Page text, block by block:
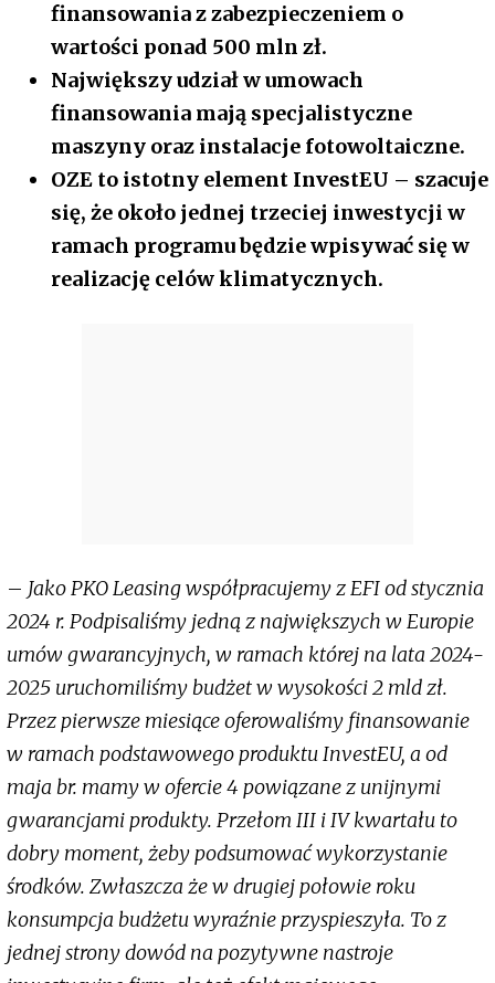
finansowania z zabezpieczeniem o
wartości ponad 500 mln zł.
Największy udział w umowach
finansowania mają specjalistyczne
maszyny oraz instalacje fotowoltaiczne.
OZE to istotny element InvestEU – szacuje
się, że około jednej trzeciej inwestycji w
ramach programu będzie wpisywać się w
realizację celów klimatycznych.
– Jako PKO Leasing współpracujemy z EFI od stycznia
2024 r. Podpisaliśmy jedną z największych w Europie
umów gwarancyjnych, w ramach której na lata 2024-
2025 uruchomiliśmy budżet w wysokości 2 mld zł.
Przez pierwsze miesiące oferowaliśmy finansowanie
w ramach podstawowego produktu InvestEU, a od
maja br. mamy w ofercie 4 powiązane z unijnymi
gwarancjami produkty. Przełom III i IV kwartału to
dobry moment, żeby podsumować wykorzystanie
środków. Zwłaszcza że w drugiej połowie roku
konsumpcja budżetu wyraźnie przyspieszyła. To z
jednej strony dowód na pozytywne nastroje